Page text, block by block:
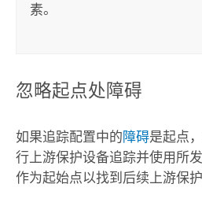
素。
忽略起点处障碍
如果追踪配置中的障碍是起点
行上游保护设备追踪并使用所
作为起始点以找到后续上游保